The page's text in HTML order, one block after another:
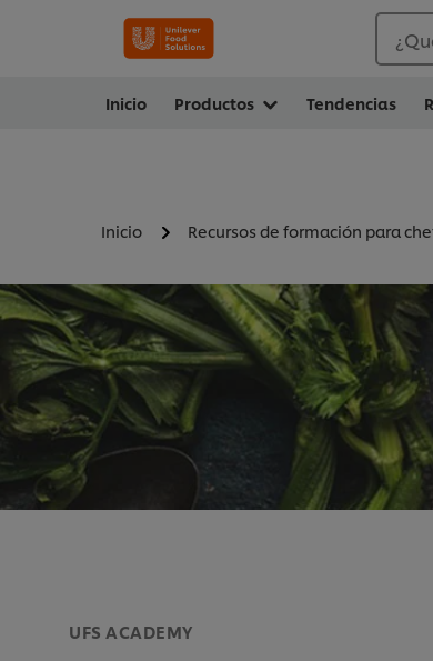
Inicio Productos Tendencias
Inicio Recursos de formación para
UFS ACADEMY